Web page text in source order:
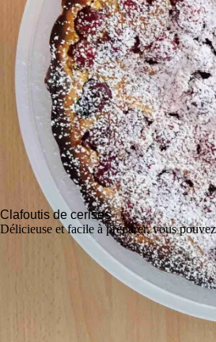
Clafoutis de cerises
Délicieuse et facile à préparer, vous